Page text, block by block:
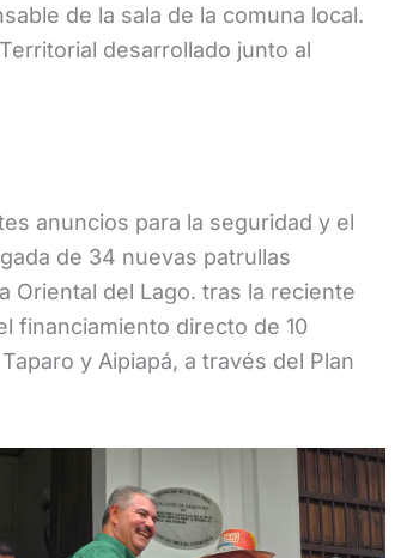
de la sala de la comuna local.
desarrollado junto al
anuncios para la seguridad y el
de 34 nuevas patrullas
Oriental del Lago. tras la reciente
financiamiento directo de 10
y Aipiapá, a través del Plan